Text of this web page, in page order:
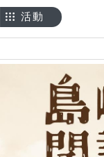
活動